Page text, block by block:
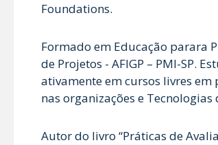
Foundations.
Formado em Educação parara
de Projetos - AFIGP – PMI-SP.
ativamente em cursos livres
nas organizações e
Autor do livro “Práticas de